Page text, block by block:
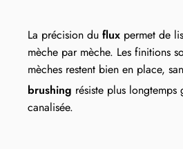
La précision du flux permet de
mèche par mèche. Les finitions
mèches restent bien en place,
brushing résiste plus
canalisée.